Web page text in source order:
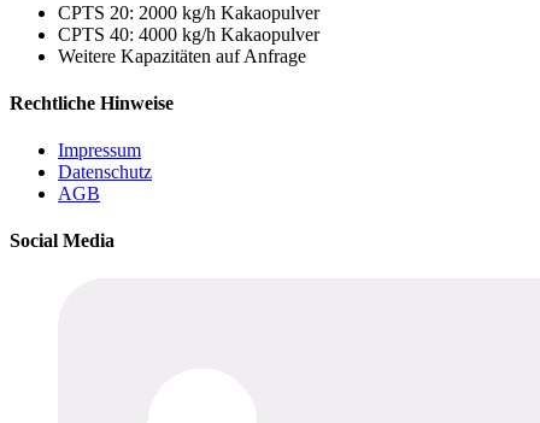
CPTS 20: 2000 kg/h Kakaopulver
CPTS 40: 4000 kg/h Kakaopulver
Weitere Kapazitäten auf Anfrage
Rechtliche Hinweise
Impressum
Datenschutz
AGB
Social Media